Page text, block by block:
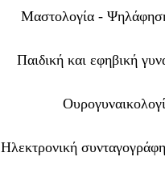
Μαστολογία -
Παιδική και εφηβική
Ηλεκτρονική